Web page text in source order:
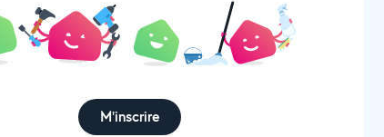
M'inscrire